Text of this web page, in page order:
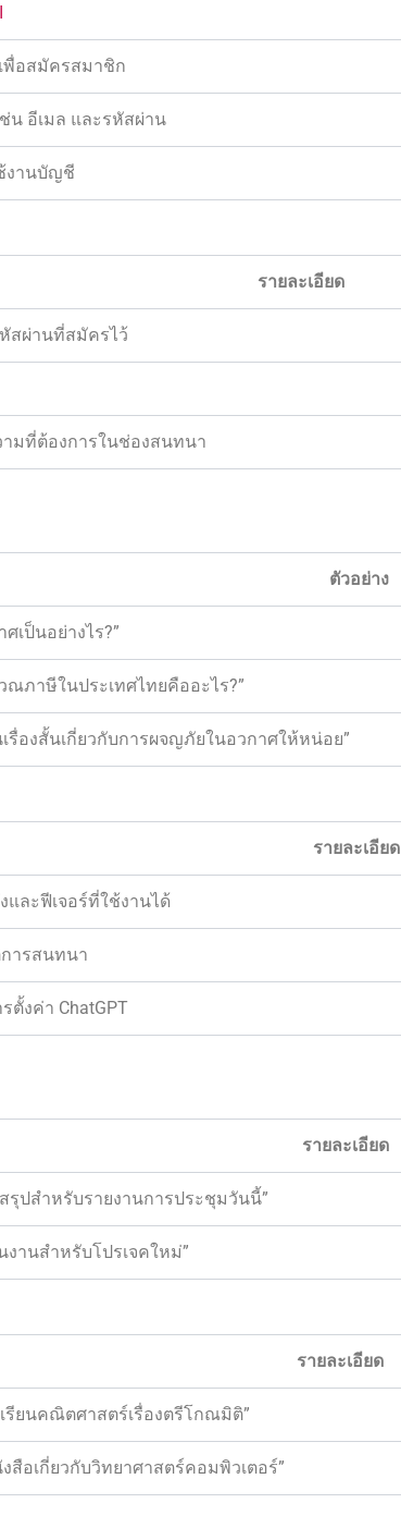
พื่อสมัครสมาชิก
น อีเมล และรหัสผ่าน
งานบัญชี
รายละเอียด
สผ่านที่สมัครไว้
มที่ต้องการในช่องสนทนา
ตัวอย่าง
เป็นอย่างไร?”
ณภาษีในประเทศไทยคืออะไร?”
เรื่องสั้นเกี่ยวกับการผจญภัยในอวกาศให้หน่อย”
รายละเอียด
และฟีเจอร์ที่ใช้งานได้
ารสนทนา
ตั้งค่า ChatGPT
รายละเอียด
รุปสำหรับรายงานการประชุมวันนี้”
งานสำหรับโปรเจคใหม่”
รายละเอียด
รียนคณิตศาสตร์เรื่องตรีโกณมิติ”
สือเกี่ยวกับวิทยาศาสตร์คอมพิวเตอร์”